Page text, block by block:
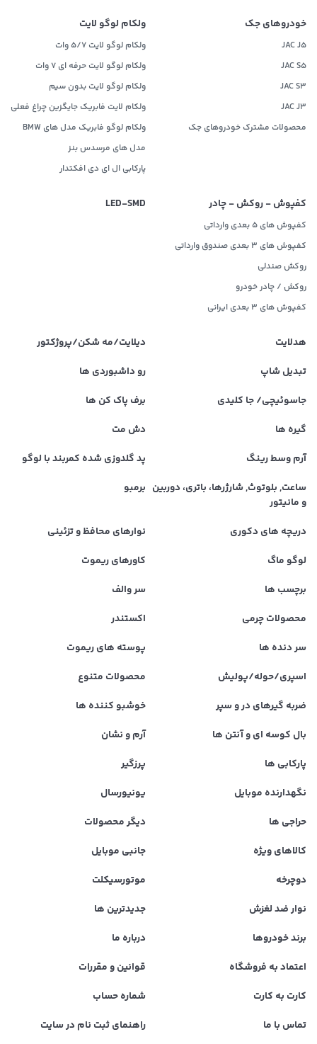
خودروهای جک
JAC J5
JAC S5
JAC S3
JAC J3
محصولات مشترک خودروهای جک
ولکام لوگو لایت
ولکام لوگو لایت 5/7 وات
ولکام لوگو لایت حرفه ای 7 وات
ولکام لوگو لایت بدون سیم
ولکام لایت فابریک جایگزین چراغ فعلی
ولکام لوگو فابریک مدل های BMW
مدل های مرسدس بنز
پارکابی ال ای دی افکتدار
کفپوش - روکش - چادر
کفپوش های 5 بعدی وارداتی
کفپوش های 3 بعدی صندوق وارداتی
روکش صندلی
روکش / چادر خودرو
کفپوش های ۳ بعدی ایرانی
LED‌-SMD
هدلایت
دیلایت/مه شکن/پروژکتور
تبدیل شاپ
رو داشبوردی ها
جاسوئیچی/ جا کلیدی
برف پاک کن ها
گیره ها
دش مت
آرم وسط رینگ
پد گلدوزی شده کمربند با لوگو
ساعت, بلوتوث, شارژرها، باتری، دوربین
و مانیتور
برمبو
دریچه های دکوری
نوارهای محافظ و تزئینی
لوگو ماگ
کاورهای ریموت
برچسب ها
سر والف
محصولات چرمی
اکستندر
سر دنده ها
پوسته های ریموت
اسپری/حوله/پولیش
محصولات متنوع
ضربه گیرهای در و سپر
خوشبو کننده ها
بال کوسه ای و آنتن ها
آرم و نشان
پارکابی ها
پرزگیر
نگهدارنده موبایل
یونیورسال
حراجی ها
دیگر محصولات
کالاهای ویژه
جانبی موبایل
دوچرخه
موتورسیکلت
نوار ضد لغزش
جدیدترین ها
برند خودروها
درباره ما
اعتماد به فروشگاه
قوانین و مقررات
کارت به کارت
شماره حساب
تماس با ما
راهنمای ثبت نام در سایت